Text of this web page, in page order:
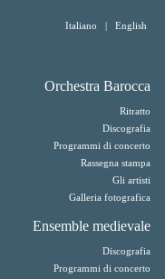
Italiano | English
Orchestra Barocca
Ritratto
Discografia
Programmi di concerto
Rassegna stampa
Gli artisti
Galleria fotografica
Ensemble medievale
Discografia
Programmi di concerto